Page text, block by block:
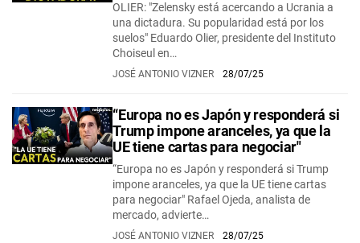
OLIER: "Zelensky está acercando a Ucrania a
una dictadura. Su popularidad está por los
suelos" Eduardo Olier, presidente del Instituto
Choiseul en…
JOSÉ ANTONIO VIZNER 28/07/25
“Europa no es Japón y responderá si
Trump impone aranceles, ya que la
UE tiene cartas para negociar"
“Europa no es Japón y responderá si Trump
impone aranceles, ya que la UE tiene cartas
para negociar" Rafael Ojeda, analista de
mercado, advierte…
JOSÉ ANTONIO VIZNER 28/07/25